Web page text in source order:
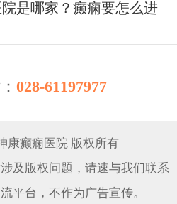
是哪家？癫痫要怎么进
028-61197977
康癫痫医院 版权所有
及版权问题，请速与我们联系
平台，不作为广告宣传。